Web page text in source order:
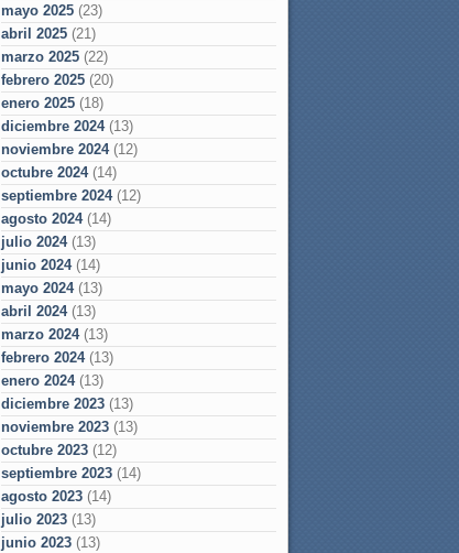
mayo 2025 (23)
abril 2025 (21)
marzo 2025 (22)
febrero 2025 (20)
enero 2025 (18)
diciembre 2024(13)
noviembre 2024(12)
octubre 2024(14)
septiembre 2024(12)
agosto 2024(14)
julio 2024(13)
junio 2024(14)
mayo 2024(13)
abril 2024(13)
marzo 2024(13)
febrero 2024(13)
enero 2024(13)
diciembre 2023 (13)
noviembre 2023 (13)
octubre 2023 (12)
septiembre 2023 (14)
agosto 2023 (14)
julio 2023 (13)
junio 2023 (13)